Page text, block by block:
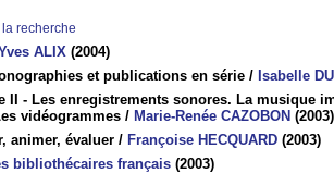
recherche
ALIX (2004)
et publications en série / Isabelle
II - Les enregistrements sonores. La musique
vidéogrammes / Marie-Renée CAZOBON (2003)
animer, évaluer / Françoise HECQUARD (2003)
bibliothécaires français (2003)